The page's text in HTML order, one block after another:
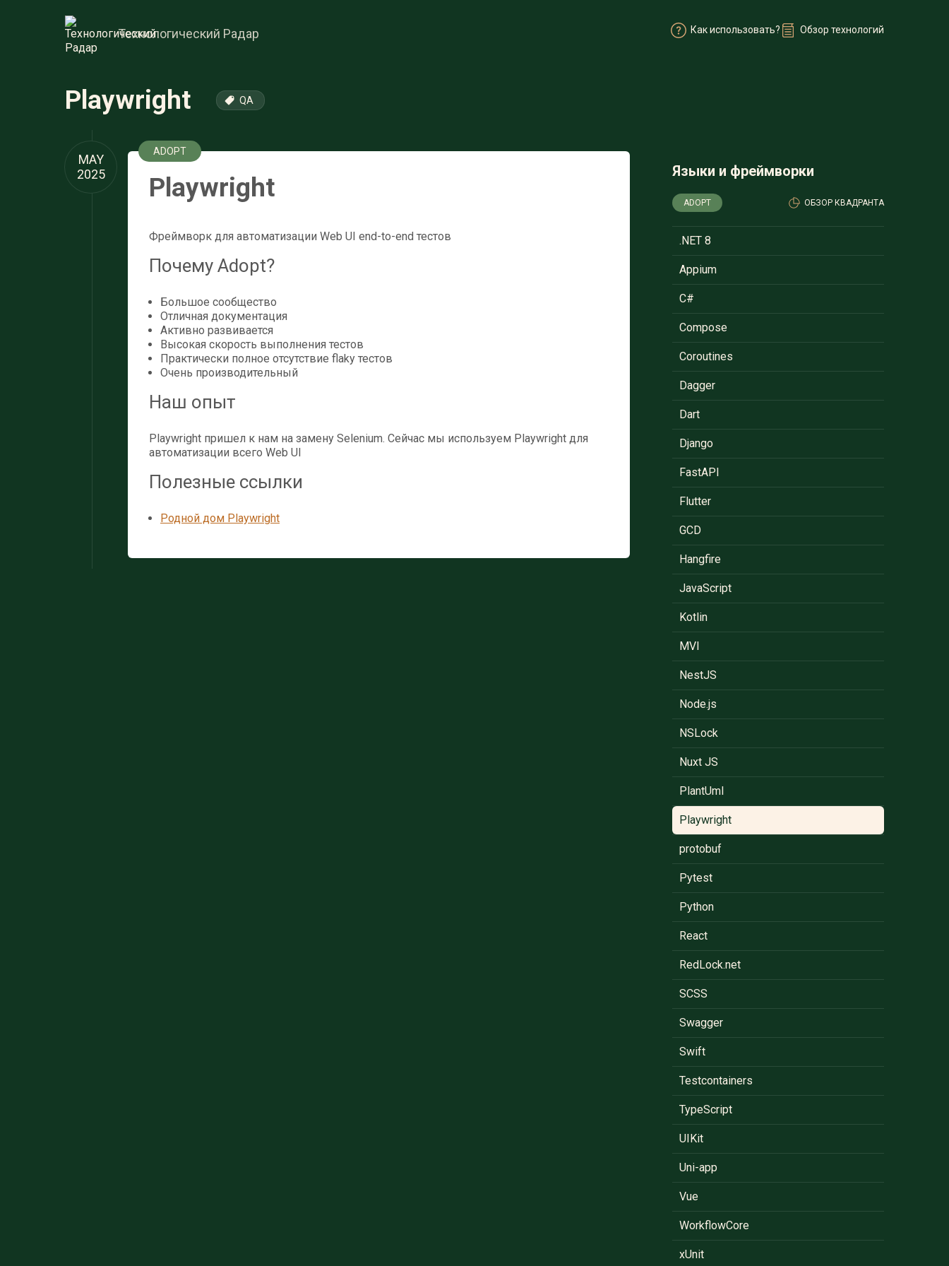
Технологический Радар Как использовать? Обзор технологий
Playwright QA
MAY
2025
ADOPT
Playwright
Фреймворк для автоматизации Web UI end-to-end тестов
Почему Adopt?
Большое сообщество
Отличная документация
Активно развивается
Высокая скорость выполнения тестов
Практически полное отсутствие flaky тестов
Очень производительный
Наш опыт
Playwright пришел к нам на замену Selenium. Сейчас мы используем Playwright для
автоматизации всего Web UI
Полезные ссылки
Родной дом Playwright
Языки и фреймворки
ADOPT ОБЗОР КВАДРАНТА
.NET 8
Appium
C#
Compose
Coroutines
Dagger
Dart
Django
FastAPI
Flutter
GCD
Hangfire
JavaScript
Kotlin
MVI
NestJS
Node.js
NSLock
Nuxt JS
PlantUml
Playwright
protobuf
Pytest
Python
React
RedLock.net
SCSS
Swagger
Swift
Testcontainers
TypeScript
UIKit
Uni-app
Vue
WorkflowCore
xUnit